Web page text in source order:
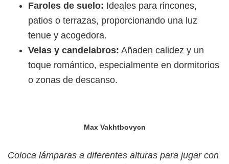
Faroles de suelo: Ideales para rincones,
patios o terrazas, proporcionando una luz
tenue y acogedora.
Velas y candelabros: Añaden calidez y un
toque romántico, especialmente en dormitorios
o zonas de descanso.
Max Vakhtbovycn
Coloca lámparas a diferentes alturas para jugar con